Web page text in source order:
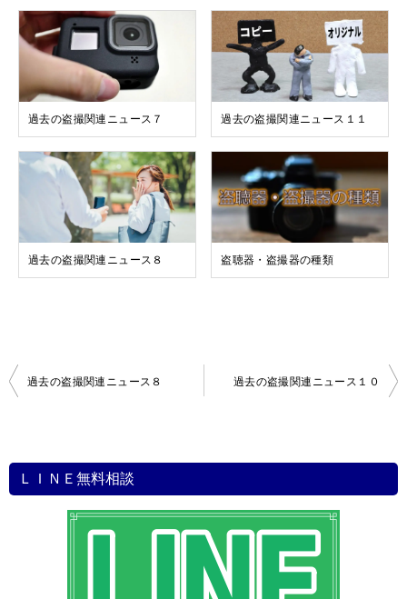
過去の盗撮関連ニュース７ 過去の盗撮関連ニュース１１
過去の盗撮関連ニュース８ 盗聴器・盗撮器の種類
投
ビ
ゲ
過去の盗撮関連ニュース８ 過去の盗撮関連ニュース１０
ＬＩＮＥ無料相談